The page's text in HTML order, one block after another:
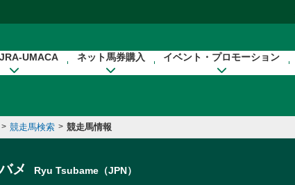
UMACA ネット馬券購入 イベント・プロモーション
> 競走馬検索 > 競走馬情報
メ Ryu Tsubame（JPN）